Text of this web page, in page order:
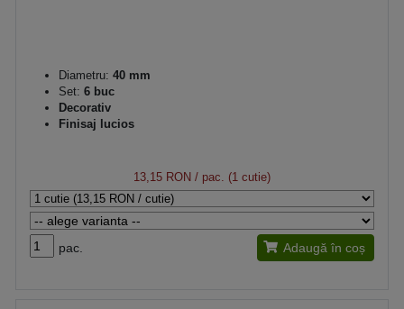
Diametru: 40 mm
Set: 6 buc
Decorativ
Finisaj lucios
13,15 RON / pac. (1 cutie)
pac. Adaugă în coș